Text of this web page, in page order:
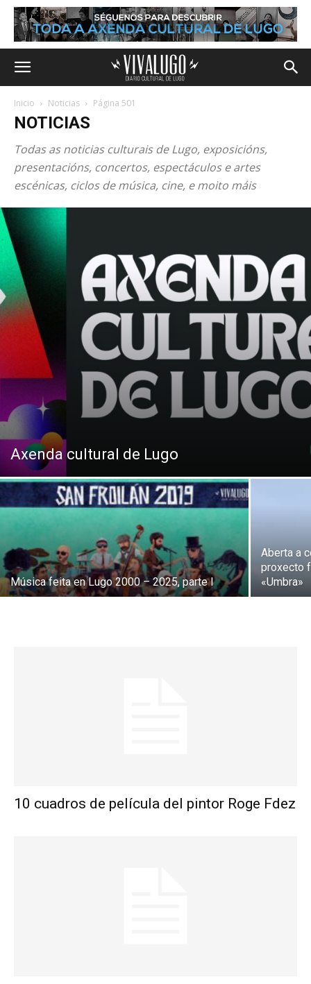
Inicio Noticias Página 501
NOTICIAS
Todas as noticias culturais de Lugo, exposicións,
presentacións, concertos, espectáculos e artes
escénicas, ciclos de música, cine, e moito máis
Axenda cultural de Lugo
Música feita en Lugo 2000 – 2025, parte I
Aberta a
proxecto
«Umbra»
10 cuadros de película del pintor Roge Fdez